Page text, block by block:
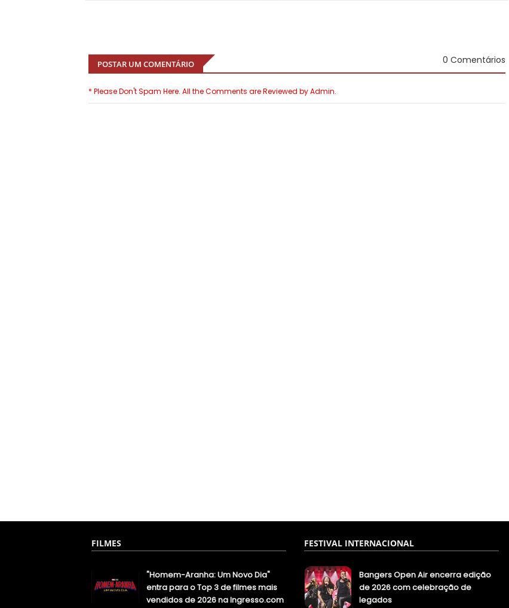
POSTAR UM COMENTÁRIO 0 Comentários
* Please Don't Spam Here. All the Comments are Reviewed by Admin.
FILMES
"Homem-Aranha: Um Novo Dia"
entra para o Top 3 de filmes mais
vendidos de 2026 na Ingresso.com
FESTIVAL INTERNACIONAL
Bangers Open Air encerra edição
de 2026 com celebração de
legados